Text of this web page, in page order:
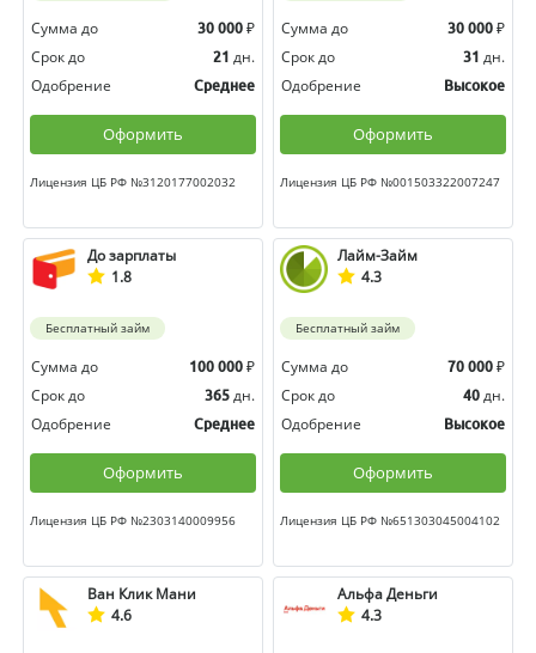
Сумма до 30 000 ₽
Срок до
21 дн.
Одобрение
Среднее
Оформить
Лицензия ЦБ РФ №3120177002032
Сумма до 30 000 ₽
Срок до
31 дн.
Одобрение
Высокое
Оформить
Лицензия ЦБ РФ №001503322007247
До зарплаты
1.8
Бесплатный займ
Сумма до 100 000 ₽
Срок до
365 дн.
Одобрение
Среднее
Оформить
Лицензия ЦБ РФ №2303140009956
Лайм-Займ
4.3
Бесплатный займ
Сумма до 70 000 ₽
Срок до
40 дн.
Одобрение
Высокое
Оформить
Лицензия ЦБ РФ №651303045004102
Ван Клик Мани
4.6
Альфа Деньги
4.3